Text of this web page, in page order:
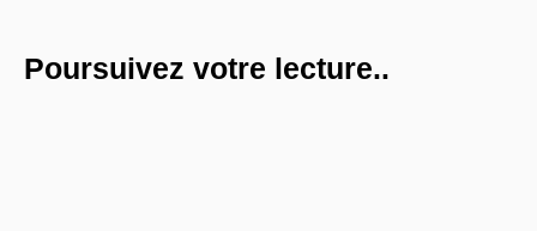
Poursuivez votre lecture..